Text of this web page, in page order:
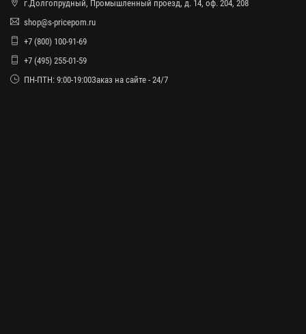
г.Долгопрудный, Промышленный проезд, д. 14, оф. 204, 208
shop@s-pricepom.ru
+7 (800) 100-91-69
+7 (495) 255-01-59
ПН-ПТН: 9:00-19:00Заказ на сайте - 24/7